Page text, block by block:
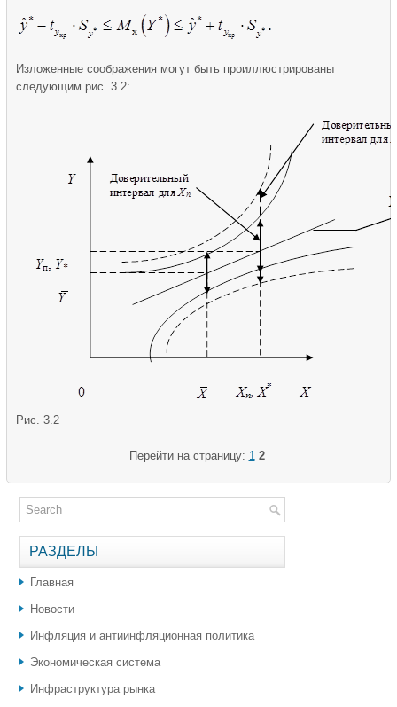
Изложенные соображения могут быть проиллюстрированы
следующим рис. 3.2:
Рис. 3.2
Перейти на страницу: 1 2
РАЗДЕЛЫ
Главная
Новости
Инфляция и антиинфляционная политика
Экономическая система
Инфраструктура рынка